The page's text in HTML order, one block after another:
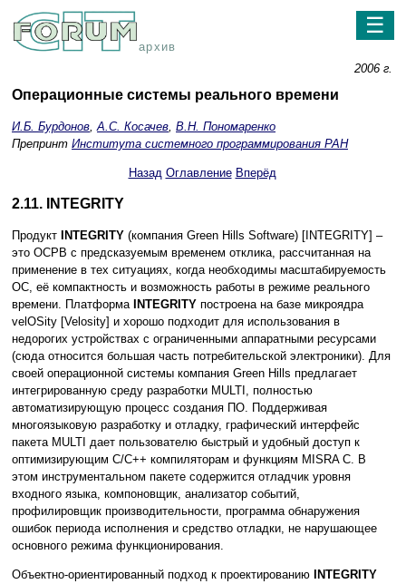
архив
☰
2006 г.
Операционные системы реального времени
И.Б. Бурдонов,А.С. Косачев, В.Н. Пономаренко
Препринт Института системного программирования РАН
Назад Оглавление Вперёд
2.11. INTEGRITY
Продукт INTEGRITY (компания Green Hills Software) [INTEGRITY] –
это ОСРВ с предсказуемым временем отклика, рассчитанная на
применение в тех ситуациях, когда необходимы масштабируемость
ОС, её компактность и возможность работы в режиме реального
времени. Платформа INTEGRITY построена на базе микроядра
velOSity [Velosity] и хорошо подходит для использования в
недорогих устройствах с ограниченными аппаратными ресурсами
(сюда относится большая часть потребительской электроники). Для
своей операционной системы компания Green Hills предлагает
интегрированную среду разработки MULTI, полностью
автоматизирующую процесс создания ПО. Поддерживая
многоязыковую разработку и отладку, графический интерфейс
пакета MULTI дает пользователю быстрый и удобный доступ к
оптимизирующим C/C++ компиляторам и функциям MISRA C. В
этом инструментальном пакете содержится отладчик уровня
входного языка, компоновщик, анализатор событий,
профилировщик производительности, программа обнаружения
ошибок периода исполнения и средство отладки, не нарушающее
основного режима функционирования.
Объектно-ориентированный подход к проектированию
INTEGRITY